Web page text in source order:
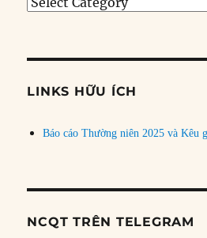
đề
LINKS HỮU ÍCH
Báo cáo Thường niên 2025 và Kêu
NCQT TRÊN TELEGRAM